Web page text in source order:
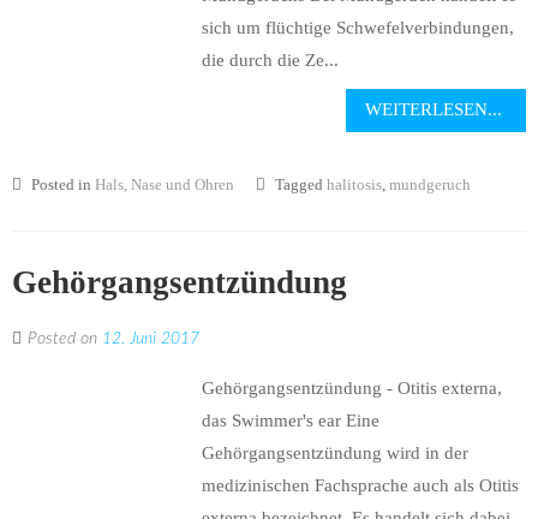
sich um flüchtige Schwefelverbindungen,
die durch die Ze...
WEITERLESEN...
Posted in Hals, Nase und Ohren Tagged halitosis, mundgeruch
Gehörgangsentzündung
Posted on 12. Juni 2017
Gehörgangsentzündung - Otitis externa,
das Swimmer's ear Eine
Gehörgangsentzündung wird in der
medizinischen Fachsprache auch als Otitis